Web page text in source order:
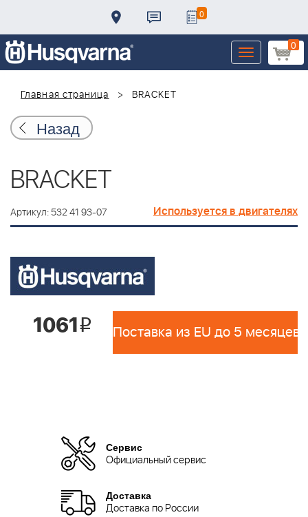
0
0
Toggle
navigation
Главная страница
BRACKET
Назад
BRACKET
Артикул: 532 41 93-07 Используется в двигателях
1061i Поставка из EU до 5 месяцев
Сервис
Официальный сервис
Доставка
Доставка по России